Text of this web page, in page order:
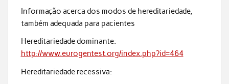
Informação acerca dos modos de hereditariedade,
também adequada para pacientes
Hereditariedade dominante:
http://www.eurogentest.org/index.php?id=464
Hereditariedade recessiva: